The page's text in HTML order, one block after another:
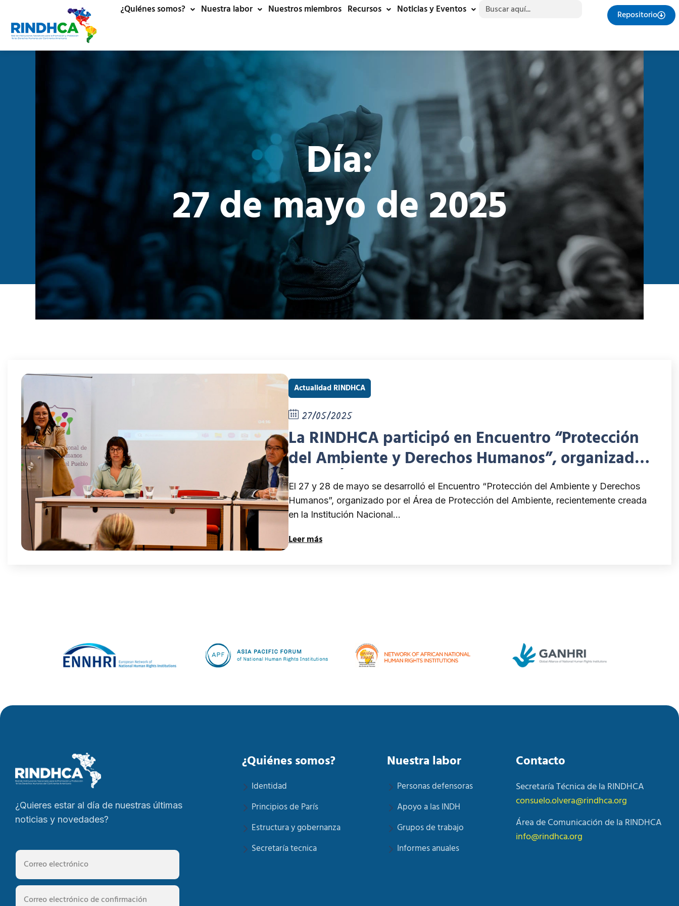
¿Quiénes somos? Nuestra labor Nuestros miembros Recursos Noticias y Eventos Buscar:
Repositorio
Día:
27 de mayo de 2025
Actualidad RINDHCA
27/05/2025
La RINDHCA participó en Encuentro “Protección
del Ambiente y Derechos Humanos”, organizado
por el Área de Protección del Ambiente de la
Institución Nacional de Derechos Humanos y
Defensoría del Pueblo de Uruguay, (INDDHH).
El 27 y 28 de mayo se desarrolló el Encuentro “Protección del Ambiente y Derechos
Humanos”, organizado por el Área de Protección del Ambiente, recientemente creada
en la Institución Nacional…
Leer más
¿Quieres estar al día de nuestras últimas
noticias y novedades?
¿Quiénes somos?
Identidad
Principios de París
Estructura y gobernanza
Secretaría tecnica
Nuestra labor
Personas defensoras
Apoyo a las INDH
Grupos de trabajo
Informes anuales
Contacto
Secretaría Técnica de la RINDHCA
consuelo.olvera@rindhca.org
Área de Comunicación de la RINDHCA
info@rindhca.org